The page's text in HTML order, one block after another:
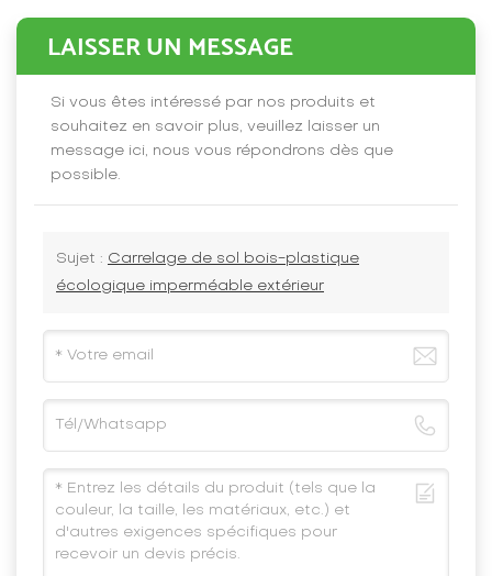
LAISSER UN MESSAGE
Si vous êtes intéressé par nos produits et
souhaitez en savoir plus, veuillez laisser un
message ici, nous vous répondrons dès que
possible.
Sujet : Carrelage de sol bois-plastique
écologique imperméable extérieur